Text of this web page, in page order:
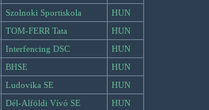
Szolnoki Sportiskola
HUN
TOM-FERR Tata
HUN
Interfencing DSC
HUN
BHSE
HUN
Ludovika SE
HUN
Dél-Alföldi Vívó SE
HUN